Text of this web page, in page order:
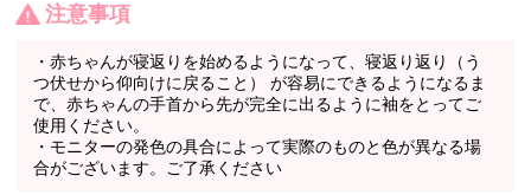
注意事項
・赤ちゃんが寝返りを始めるようになって、寝返り返り（う
つ伏せから仰向けに戻ること） が容易にできるようになるま
で、赤ちゃんの手首から先が完全に出るように袖をとってご
使用ください。
・モニターの発色の具合によって実際のものと色が異なる場
合がございます。ご了承ください